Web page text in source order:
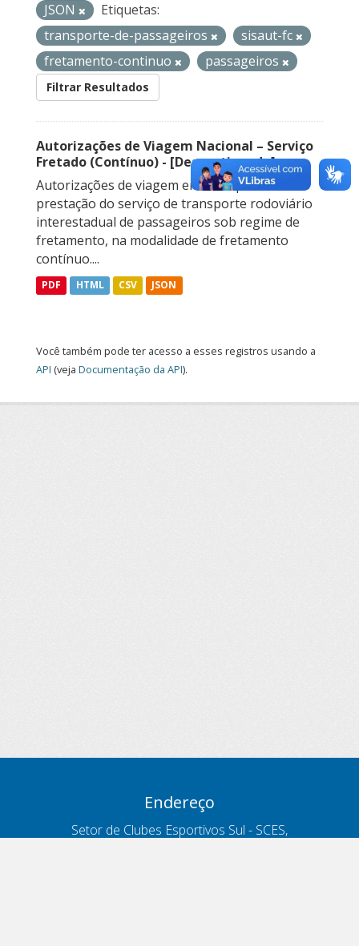
JSON
Etiquetas:
transporte-de-passageiros
sisaut-fc
fretamento-continuo
passageiros
Filtrar Resultados
Autorizações de Viagem Nacional – Serviço
Fretado (Contínuo) - [Descontinuado]
Autorizações de viagem emitidas para a
prestação do serviço de transporte rodoviário
interestadual de passageiros sob regime de
fretamento, na modalidade de fretamento
contínuo....
PDF HTML CSV JSON
Você também pode ter acesso a esses registros usando a
API (veja Documentação da API).
Endereço
Setor de Clubes Esportivos Sul - SCES,